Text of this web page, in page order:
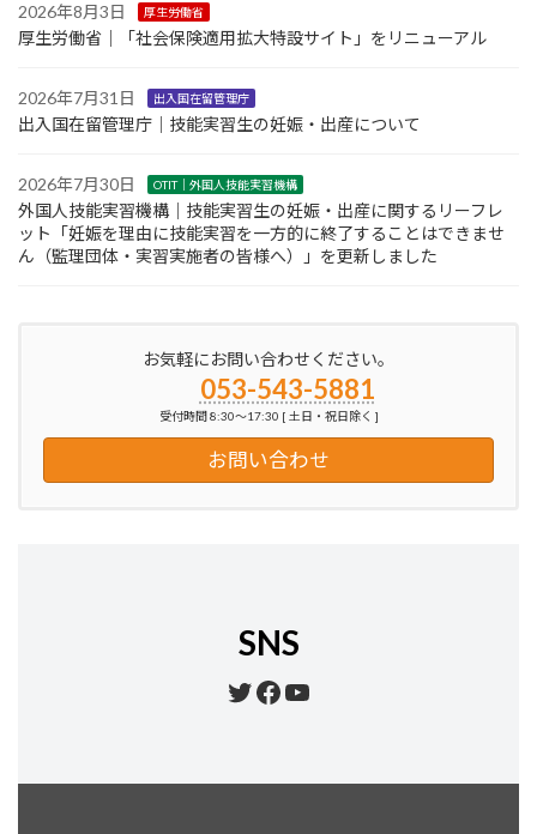
2026年8月3日 厚生労働省
厚生労働省｜「社会保険適用拡大特設サイト」をリニューアル
2026年7月31日 出入国在留管理庁
出入国在留管理庁｜技能実習生の妊娠・出産について
2026年7月30日 OTIT｜外国人技能実習機構
外国人技能実習機構｜技能実習生の妊娠・出産に関するリーフレ
ット「妊娠を理由に技能実習を一方的に終了することはできませ
ん（監理団体・実習実施者の皆様へ）」を更新しました
お気軽にお問い合わせください。
053-543-5881
受付時間 8:30～17:30 [ 土日・祝日除く ]
お問い合わせ
SNS
Twitter
Facebook
YouTube